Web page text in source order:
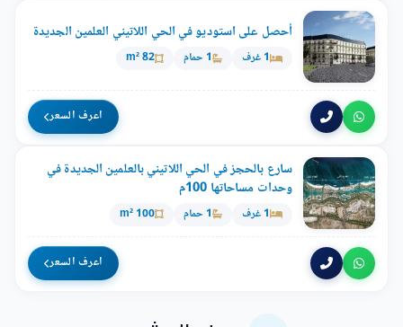
أحصل على استوديو في الحي اللاتيني العلمين الجديدة
1 غرف 1 حمام 82 m²
اعرف السعر
سارع بالحجز في الحي اللاتيني بالعلمين الجديدة في
وحدات مساحاتها 100م
1 غرف 1 حمام 100 m²
اعرف السعر